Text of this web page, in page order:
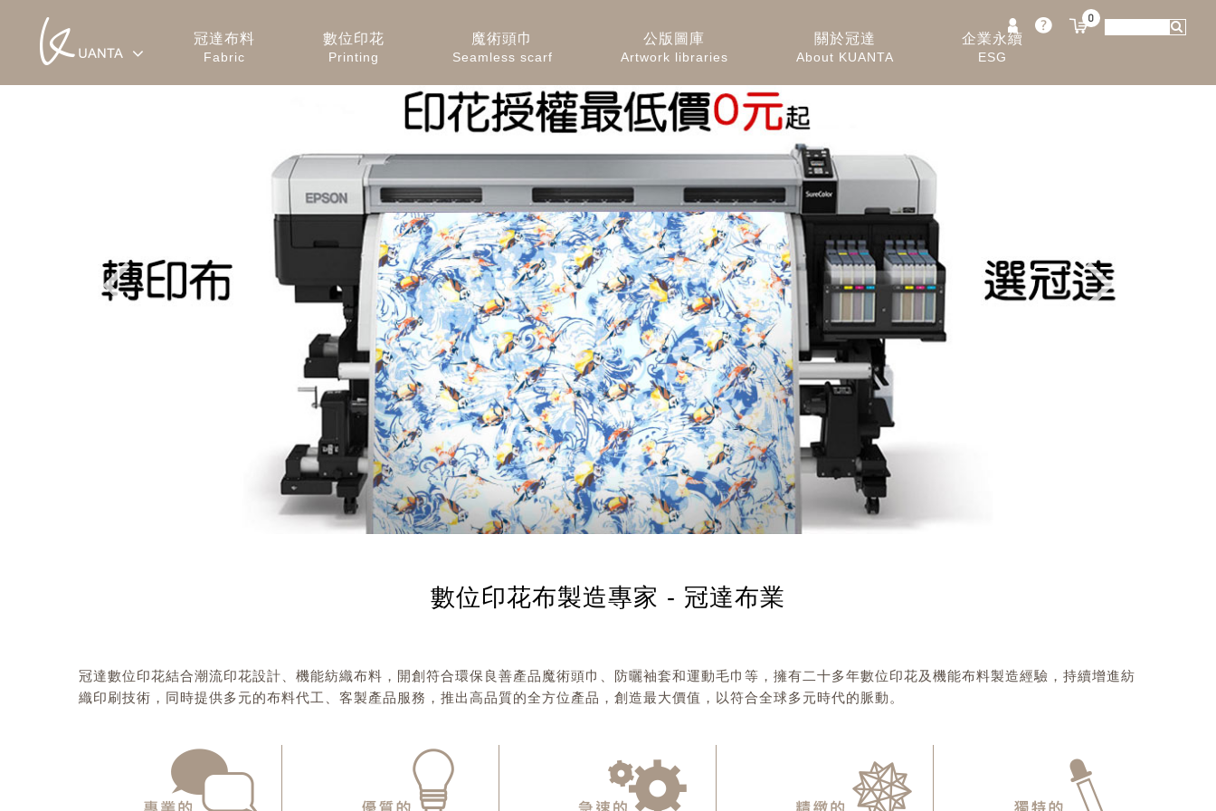
0
冠達布料
Fabric
數位印花
Printing
魔術頭巾
Seamless scarf
公版圖庫
Artwork libraries
關於冠達
About KUANTA
企業永續
ESG
數位印花布製造專家 - 冠達布業
冠達數位印花結合潮流印花設計、機能紡織布料，開創符合環保良善產品魔術頭巾、防曬袖套和運動毛巾等，擁有二十多年數位印花及機能布料製造經驗，持續增進紡
織印刷技術，同時提供多元的布料代工、客製產品服務，推出高品質的全方位產品，創造最大價值，以符合全球多元時代的脈動。